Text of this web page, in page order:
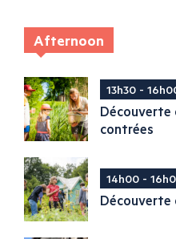
Afternoon
13h30 -
Découverte
contrées
14h00 -
Découverte